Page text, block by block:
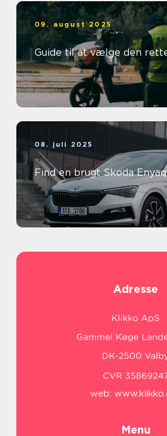
09. august 2025
Guide til at vælge den
08. juli 2025
Find en brugt Skoda
Adresse
web:
Menu